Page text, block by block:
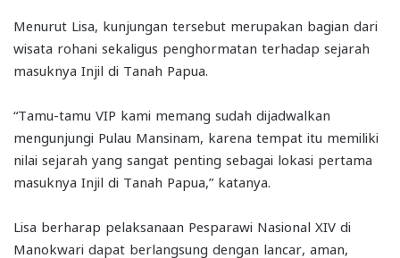
Menurut Lisa, kunjungan tersebut merupakan bagian dari
wisata rohani sekaligus penghormatan terhadap sejarah
masuknya Injil di Tanah Papua.
“Tamu-tamu VIP kami memang sudah dijadwalkan
mengunjungi Pulau Mansinam, karena tempat itu memiliki
nilai sejarah yang sangat penting sebagai lokasi pertama
masuknya Injil di Tanah Papua,” katanya.
Lisa berharap pelaksanaan Pesparawi Nasional XIV di
Manokwari dapat berlangsung dengan lancar, aman,